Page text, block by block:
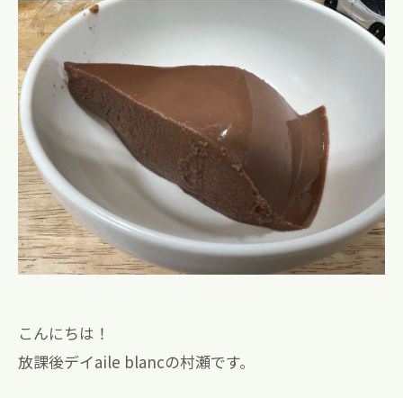
こんにちは！
放課後デイaile blancの村瀬です。